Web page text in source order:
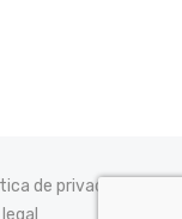
de privacidad